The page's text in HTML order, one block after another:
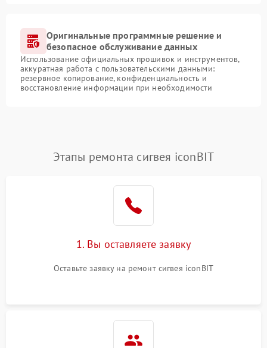
Оригинальные программные решение и
безопасное обслуживание данных
Использование официальных прошивок и инструментов,
аккуратная работа с пользовательскими данными:
резервное копирование, конфиденциальность и
восстановление информации при необходимости
Этапы ремонта сигвея iconBIT
1. Вы оставляете заявку
Оставьте заявку на ремонт сигвея iconBIT